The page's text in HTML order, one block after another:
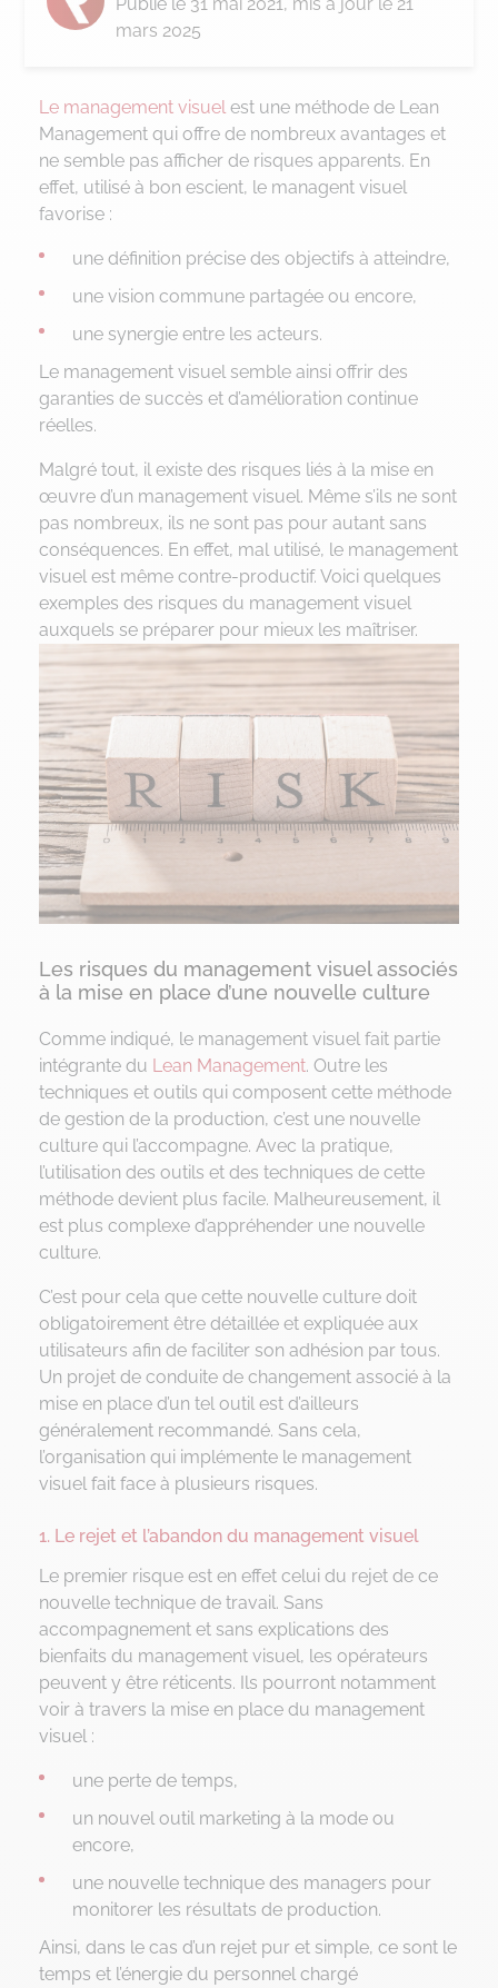
mars 2025
Le management visuel est une méthode de Lean
Management qui offre de nombreux avantages et
ne semble pas afficher de risques apparents. En
effet, utilisé à bon escient, le managent visuel
favorise :
une définition précise des objectifs à atteindre,
une vision commune partagée ou encore,
une synergie entre les acteurs.
Le management visuel semble ainsi offrir des
garanties de succès et d’amélioration continue
réelles.
Malgré tout, il existe des risques liés à la mise en
œuvre d’un management visuel. Même s’ils ne sont
pas nombreux, ils ne sont pas pour autant sans
conséquences. En effet, mal utilisé, le management
visuel est même contre-productif. Voici quelques
exemples des risques du management visuel
auxquels se préparer pour mieux les maîtriser.
Les risques du management visuel associés
à la mise en place d’une nouvelle culture
Comme indiqué, le management visuel fait partie
intégrante du Lean Management. Outre les
techniques et outils qui composent cette méthode
de gestion de la production, c’est une nouvelle
culture qui l’accompagne. Avec la pratique,
l’utilisation des outils et des techniques de cette
méthode devient plus facile. Malheureusement, il
est plus complexe d’appréhender une nouvelle
culture.
C’est pour cela que cette nouvelle culture doit
obligatoirement être détaillée et expliquée aux
utilisateurs afin de faciliter son adhésion par tous.
Un projet de conduite de changement associé à la
mise en place d’un tel outil est d’ailleurs
généralement recommandé. Sans cela,
l’organisation qui implémente le management
visuel fait face à plusieurs risques.
1. Le rejet et l’abandon du management visuel
Le premier risque est en effet celui du rejet de ce
nouvelle technique de travail. Sans
accompagnement et sans explications des
bienfaits du management visuel, les opérateurs
peuvent y être réticents. Ils pourront notamment
voir à travers la mise en place du management
visuel :
une perte de temps,
un nouvel outil marketing à la mode ou
encore,
une nouvelle technique des managers pour
monitorer les résultats de production.
Ainsi, dans le cas d’un rejet pur et simple, ce sont le
temps et l’énergie du personnel chargé